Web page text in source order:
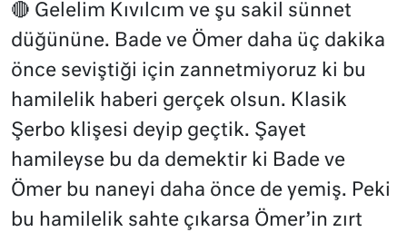
🔴 Gelelim Kıvılcım ve şu sakil sünnet
düğününe. Bade ve Ömer daha üç dakika
önce seviştiği için zannetmiyoruz ki bu
hamilelik haberi gerçek olsun. Klasik
Şerbo klişesi deyip geçtik. Şayet
hamileyse bu da demektir ki Bade ve
Ömer bu naneyi daha önce de yemiş. Peki
bu hamilelik sahte çıkarsa Ömer’in zırt